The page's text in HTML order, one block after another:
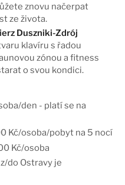
znovu načerpat
ze života.
Duszniki-Zdrój
klavíru s řadou
zónou a fitness
o svou kondici.
den - platí se na
Kč/osoba/pobyt na 5 nocí
Kč/osoba
do Ostravy je